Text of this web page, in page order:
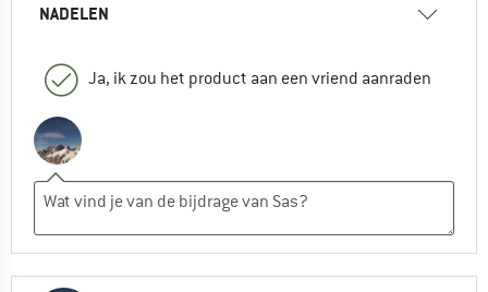
NADELEN
Ja, ik zou het product aan een vriend aanraden